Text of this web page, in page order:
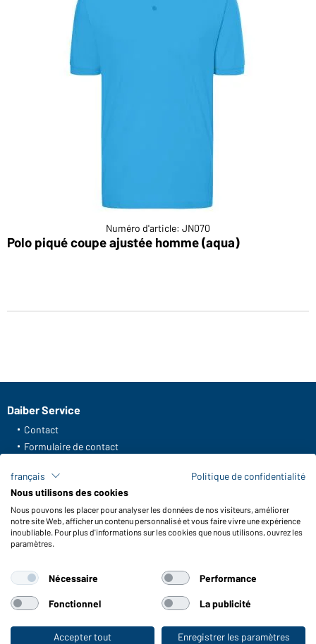
Vers la boutique pour particuliers
Numéro d'article: JN070
Polo piqué coupe ajustée homme (aqua)
Daiber Service
Contact
Formulaire de contact
FAQ / Manuel d' utilisation
Vérifier le stock
Reporting system according to whistleblower protection act
Fonctions et entretien
Conseils d'entretien
Tailles
Couleurs
français
Politique de confidentialité
Nous utilisons des cookies
Nous pouvons les placer pour analyser les données de nos visiteurs, améliorer
notre site Web, afficher un contenu personnalisé et vous faire vivre une expérience
inoubliable. Pour plus d'informations sur les cookies que nous utilisons, ouvrez les
paramètres.
Nécessaire Performance
Fonctionnel La publicité
Accepter tout Enregistrer les paramètres